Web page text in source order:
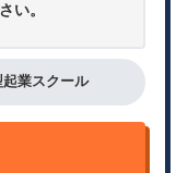
い。
起業スクール